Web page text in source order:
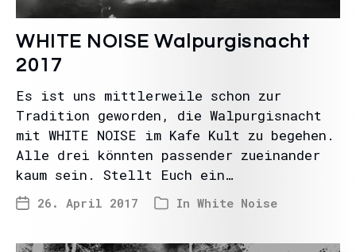
WHITE NOISE Walpurgisnacht
2017
Es ist uns mittlerweile schon zur
Tradition geworden, die Walpurgisnacht
mit WHITE NOISE im Kafe Kult zu begehen.
Alle drei könnten passender zueinander
kaum sein. Stellt Euch ein…
26. April 2017 In White Noise